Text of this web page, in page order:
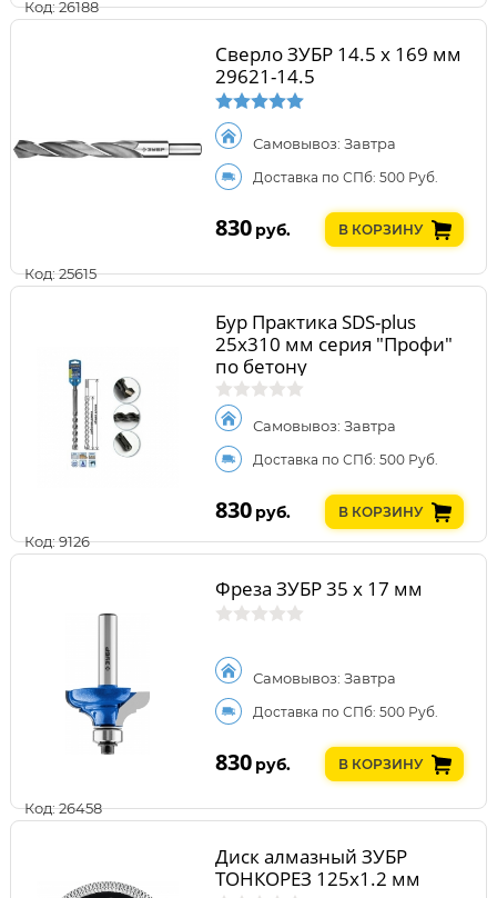
Код: 26188
Код: 25615
Сверло ЗУБР 14.5 х 169 мм
29621-14.5
Самовывоз: Завтра
Доставка по СПб: 500 Руб.
830 руб. В КОРЗИНУ
Код: 9126
Бур Практика SDS-plus
25х310 мм серия "Профи"
по бетону
Самовывоз: Завтра
Доставка по СПб: 500 Руб.
830 руб. В КОРЗИНУ
Код: 26458
Фреза ЗУБР 35 x 17 мм
Самовывоз: Завтра
Доставка по СПб: 500 Руб.
830 руб. В КОРЗИНУ
Диск алмазный ЗУБР
ТОНКОРЕЗ 125х1.2 мм